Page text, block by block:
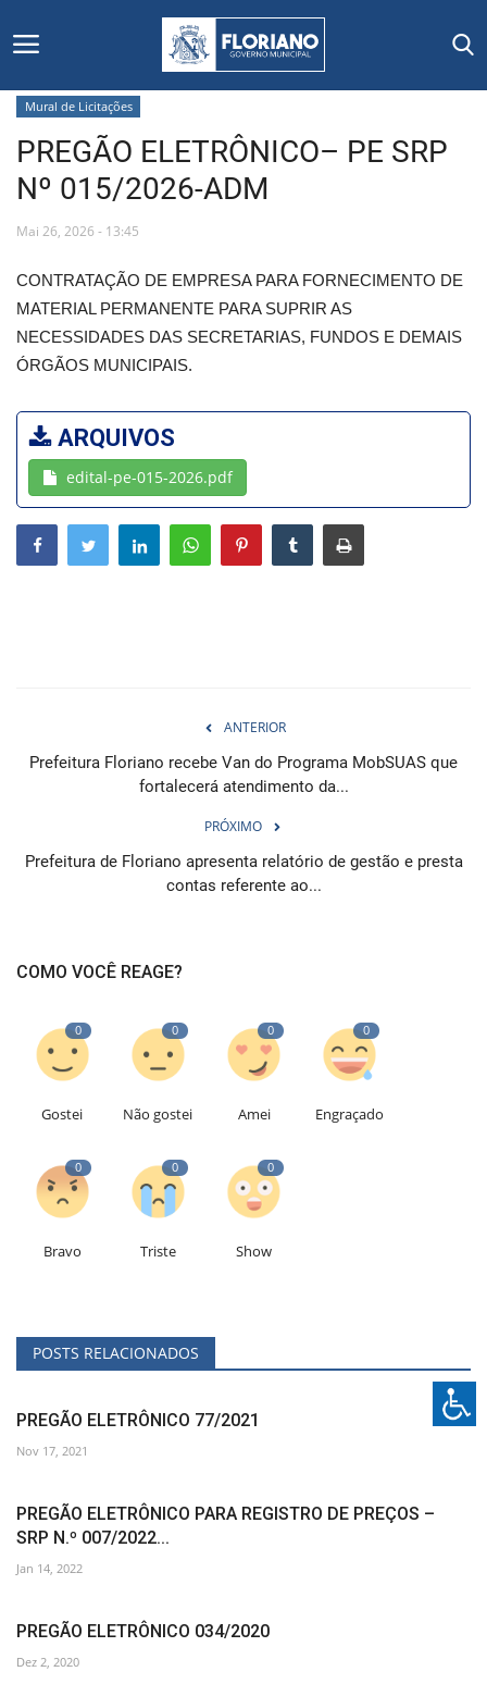
Início
Editais
Secretarias e Órgãos
Mural de Licitações
Notícias
Vídeos
Webmail
Mural de Licitações
PREGÃO ELETRÔNICO– PE SRP
Nº 015/2026-ADM
Mai 26, 2026 - 13:45
CONTRATAÇÃO DE EMPRESA PARA FORNECIMENTO DE
MATERIAL PERMANENTE PARA SUPRIR AS
NECESSIDADES DAS SECRETARIAS, FUNDOS E DEMAIS
ÓRGÃOS MUNICIPAIS.
ARQUIVOS
edital-pe-015-2026.pdf
ANTERIOR
Prefeitura Floriano recebe Van do Programa MobSUAS que
fortalecerá atendimento da...
PRÓXIMO
Prefeitura de Floriano apresenta relatório de gestão e presta
contas referente ao...
COMO VOCÊ REAGE?
0
Gostei
0
Não gostei
0
Amei
0
Engraçado
0
Bravo
0
Triste
0
Show
POSTS RELACIONADOS
PREGÃO ELETRÔNICO 77/2021
Nov 17, 2021
PREGÃO ELETRÔNICO PARA REGISTRO DE PREÇOS –
SRP N.º 007/2022...
Jan 14, 2022
PREGÃO ELETRÔNICO 034/2020
Dez 2, 2020